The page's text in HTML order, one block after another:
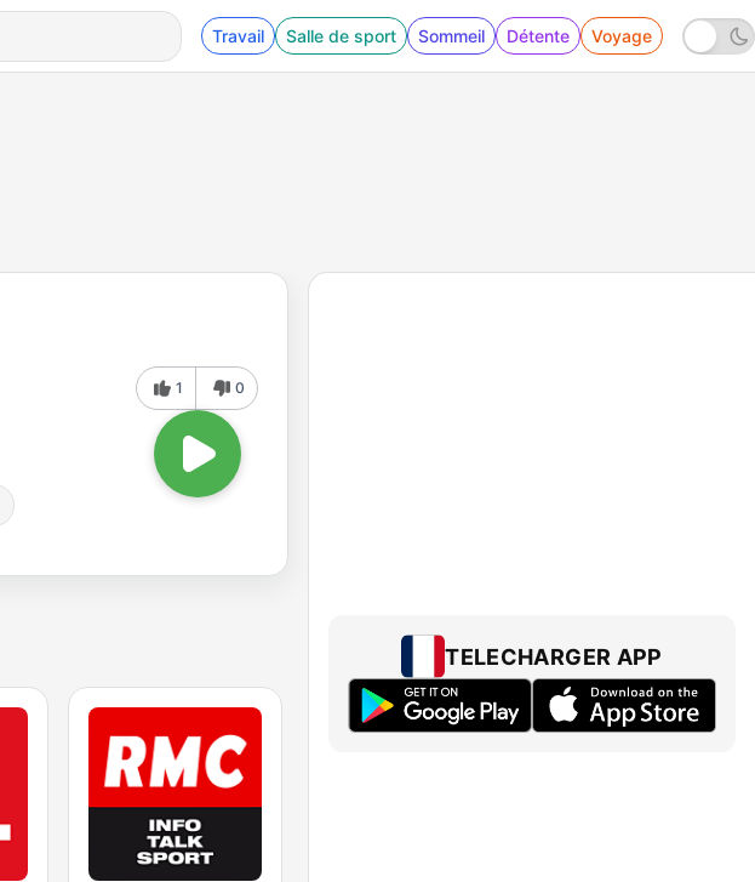
Travail Salle de sport Sommeil Détente Voyage
1 0
TELECHARGER APP